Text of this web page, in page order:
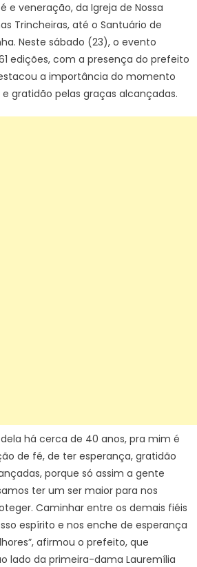
e veneração, da Igreja de Nossa
Trincheiras, até o Santuário de
Neste sábado (23), o evento
edições, com a presença do prefeito
a importância do momento
gratidão pelas graças alcançadas.
há cerca de 40 anos, pra mim é
de fé, de ter esperança, gratidão
porque só assim a gente
ter um ser maior para nos
Caminhar entre os demais fiéis
espírito e nos enche de esperança
afirmou o prefeito, que
lado da primeira-dama Lauremília